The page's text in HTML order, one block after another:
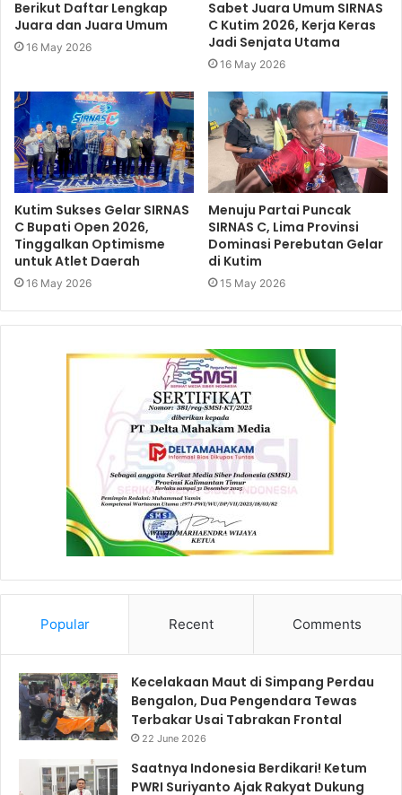
Berikut Daftar Lengkap
Juara dan Juara Umum
16 May 2026
Sabet Juara Umum SIRNAS
C Kutim 2026, Kerja Keras
Jadi Senjata Utama
16 May 2026
Kutim Sukses Gelar SIRNAS
C Bupati Open 2026,
Tinggalkan Optimisme
untuk Atlet Daerah
16 May 2026
Menuju Partai Puncak
SIRNAS C, Lima Provinsi
Dominasi Perebutan Gelar
di Kutim
15 May 2026
Popular Recent Comments
Kecelakaan Maut di Simpang Perdau
Bengalon, Dua Pengendara Tewas
Terbakar Usai Tabrakan Frontal
22 June 2026
Saatnya Indonesia Berdikari! Ketum
PWRI Suriyanto Ajak Rakyat Dukung